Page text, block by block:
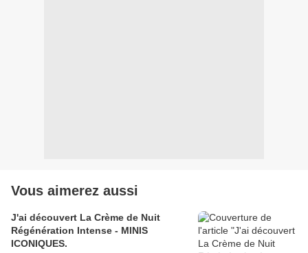
Vous aimerez aussi
J'ai découvert La Crème de Nuit
Régénération Intense - MINIS
ICONIQUES.